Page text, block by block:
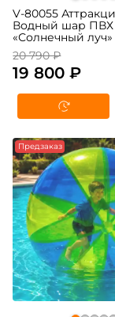
V-80055
Водный шар ПВХ
«Солнечный луч»
20 790 ₽
19 800 ₽
-5% Предзаказ